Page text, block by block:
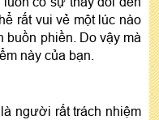
rất vui vẻ một lúc nào
buồn phiền. Do vậy mà
này của bạn.
người rất trách nhiệm